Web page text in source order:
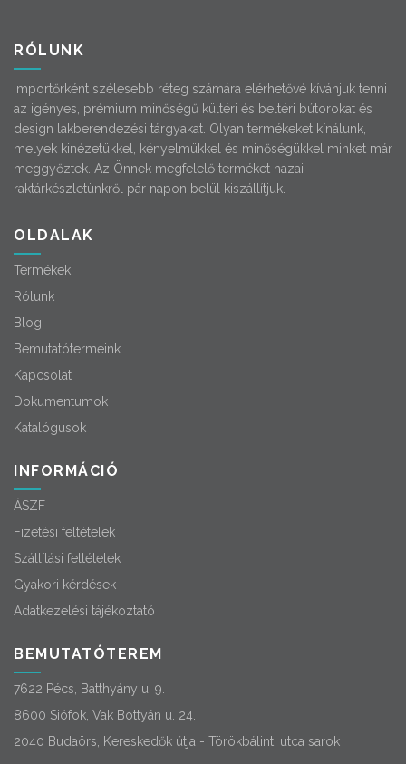
RÓLUNK
Importőrként szélesebb réteg számára elérhetővé kívánjuk tenni
az igényes, prémium minőségű kültéri és beltéri bútorokat és
design lakberendezési tárgyakat. Olyan termékeket kínálunk,
melyek kinézetükkel, kényelmükkel és minőségükkel minket már
meggyőztek. Az Önnek megfelelő terméket hazai
raktárkészletünkről pár napon belül kiszállítjuk.
OLDALAK
Termékek
Rólunk
Blog
Bemutatótermeink
Kapcsolat
Dokumentumok
Katalógusok
INFORMÁCIÓ
ÁSZF
Fizetési feltételek
Szállítási feltételek
Gyakori kérdések
Adatkezelési tájékoztató
BEMUTATÓTEREM
7622 Pécs, Batthyány u. 9.
8600 Siófok, Vak Bottyán u. 24.
2040 Budaörs, Kereskedők útja - Törökbálinti utca sarok